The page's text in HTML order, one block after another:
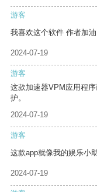
游客
我喜欢这个软件 作者加油
2024-07-19
游客
这款加速器VPM应用程
护。
2024-07-19
游客
这款app就像我的娱乐小
2024-07-19